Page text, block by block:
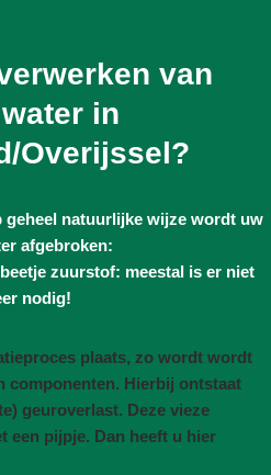
van
in
Overijssel?
geheel natuurlijke wijze wordt uw
afgebroken:
zuurstof: meestal is er niet
nodig!
plaats, zo wordt wordt
componenten. Hierbij ontstaat
geuroverlast. Deze vieze
een pijpje. Dan heeft u hier